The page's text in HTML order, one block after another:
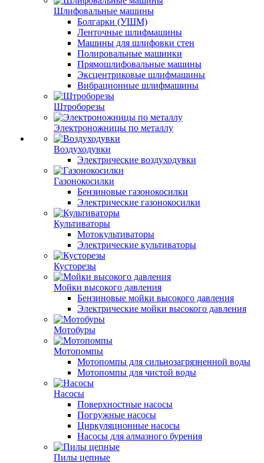
Шлифовальные машины
Болгарки (УШМ)
Ленточные шлифмашины
Машины для шлифовки стен
Полировальные машинки
Прямошлифовальные машины
Эксцентриковые шлифмашины
Вибрационные шлифмашины
Штроборезы
Электроножницы по металлу
Воздуходувки
Электрические воздуходувки
Газонокосилки
Бензиновые газонокосилки
Электрические газонокосилки
Культиваторы
Мотокультиваторы
Электрические культиваторы
Кусторезы
Мойки высокого давления
Бензиновые мойки высокого давления
Электрические мойки высокого давления
Мотобуры
Мотопомпы
Мотопомпы для сильнозагрязненной воды
Мотопомпы для чистой воды
Насосы
Поверхностные насосы
Погружные насосы
Циркуляционные насосы
Насосы для алмазного бурения
Пилы цепные